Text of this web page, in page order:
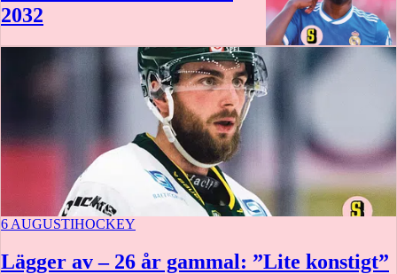
2032
6 AUGUSTIHOCKEY
Lägger av – 26 år gammal: ”Lite konstigt”